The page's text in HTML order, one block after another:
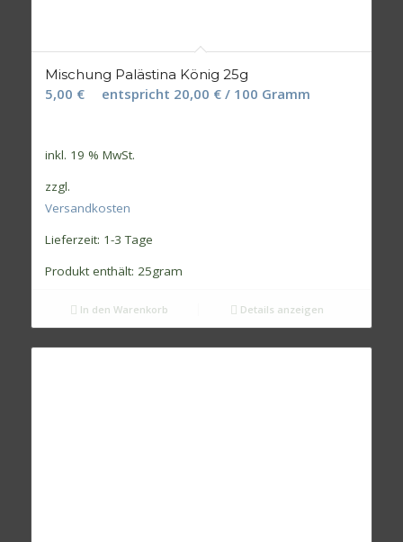
Mischung Palästina König 25g
5,00 € entspricht 20,00 €/ 100 Gramm
inkl. 19 % MwSt.
zzgl.
Versandkosten
Lieferzeit: 1-3 Tage
Produkt enthält: 25gram
In den Warenkorb Details anzeigen